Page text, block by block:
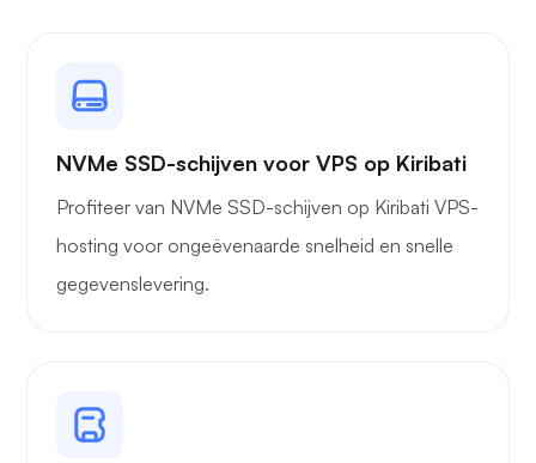
NVMe SSD-schijven voor VPS op Kiribati
Profiteer van NVMe SSD-schijven op Kiribati VPS-
hosting voor ongeëvenaarde snelheid en snelle
gegevenslevering.